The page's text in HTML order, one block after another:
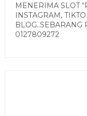
MENERIMA SLOT
INSTAGRAM,
0127809272